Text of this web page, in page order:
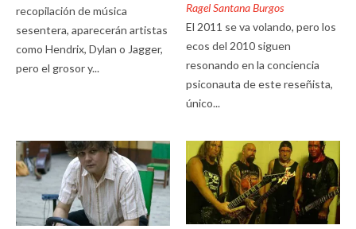
recopilación de música
sesentera, aparecerán artistas
como Hendrix, Dylan o Jagger,
pero el grosor y...
Ragel Santana Burgos
El 2011 se va volando, pero los
ecos del 2010 siguen
resonando en la conciencia
psiconauta de este reseñista,
único...